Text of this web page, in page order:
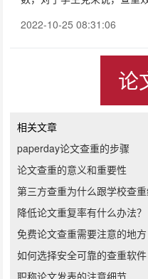
2022-10-25 08:31:06
论
相关文章
paperday论文查重的步骤
论文查重的意义和重要性
第三方查重为什么跟学校查重
降低论文重复率有什么办法？
免费论文查重需要注意的地方
如何选择安全可靠的查重软件
职称论文发表的注意细节